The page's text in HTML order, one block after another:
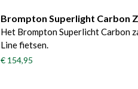
Brompton Superlight Carbon
Het Brompton Superlicht Carbon
Line fietsen.
€ 154,95